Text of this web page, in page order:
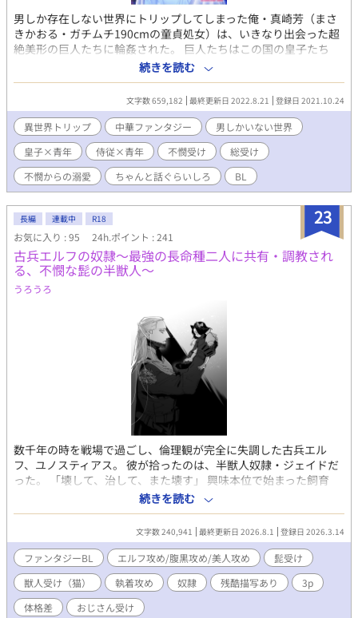
男しか存在しない世界にトリップしてしまった俺・真崎芳（まさ
きかおる・ガチムチ190cmの童貞処女）は、いきなり出会った超
絶美形の巨人たちに輪姦された。 巨人たちはこの国の皇子たち
で、俺が”運命の相手”だから嫁にするという。 それから毎日輪姦
され続けたら、ありえないことに子どもができてしまった。 パニ
ックを起こした俺を皇子たちは喜んで犯し続け、とうとう卵が産
まれた。 このままこうして生きていくのかと思ったのに、俺はも
う子を成せず、ほっておいたら死んでしまうと聞いた。 死ぬ前に
ここを出たいと這うようにして部屋を出たら……。 ゲイだけど童
貞処女だった俺が異世界で夫三人+一人と幸せになるまでのお話。
会話が足りなさすぎて盛大な誤解から始まる異世界生活。 受けが
最初の頃不憫ですが、すぐにラブ甘になります。 巨人族の皇子三
ブハッピーエンドです。 中華ファンタジー／ゲイ（ネコ）／アナ
ニー／産卵／輪姦／溺愛／乳首責め／アナル責め／結腸責め（侍
従デフォルト）／体格差／尿道責め／おもらし（小スカ）／総受
け／天使になる／授乳プレイ／舌フェラ／二輪責め（216話以
降） 男しか存在しない世界「ナンシージエ」のシリーズですが、
他の話とは一切絡みません。陸続きではありますが、別大陸の物
のこと→https://fujossy.jp/books/17868 1/8 表紙のイラストは
NEOZONE様に描いていただきました！ 雷月と真崎です！ 美麗
イラスト嬉しいです！！
続きを読む
文字数 659,182 最終更新日 2022.8.21 登録日 2021.10.24
異世界トリップ 中華ファンタジー
男しかいない世界
皇子×青年
侍従×青年 不憫受け
総受け
不憫からの溺愛
ちゃんと話ぐらいしろ BL
23
長編 連載中 R18
お気に入り : 95 24h.ポイント : 241
古兵エルフの奴隷～最強の長命種二人に共有・調教され
る、不憫な髭の半獣人～
うろうろ
数千年の時を戦場で過ごし、倫理観が完全に失調した古兵エル
フ、ユノスティアス。 彼が拾ったのは、半獣人奴隷・ジェイドだ
った。 「壊して、治して、また壊す」 興味本位で始まった飼育
は、やがて戦友であるもう一人の古兵エルフのランティスドール
をも巻き込み、歪な共有生活へと変貌していく。 【属性・要素】
・最強エルフ攻め×2 ✕ 髭の半獣人受け ・倫理観ゼロ。調教と執
着と歪んだ溺愛 ・※無理やり、軽微のスカトロ、流血、残酷表現
を含みます。 ・別作『最強の狂紳士冒険者は〜』のスターシステ
ム採用ですが、未読でも全く問題ありません。 ※直接的な性描写
有る回には＊有り。 ※現在まったり更新中 続きが気になる方は、
ぜひ『お気に入り』で生存確認を
続きを読む
文字数 240,941 最終更新日 2026.8.1 登録日 2026.3.14
ファンタジーBL エルフ攻め/腹黒攻め/美人攻め
髭受け
獣人受け（猫）
執着攻め 奴隷 残酷描写あり
3p
体格差
おじさん受け